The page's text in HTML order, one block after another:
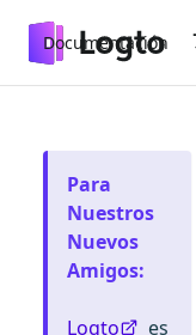
Documentación
Para
Nuestros
Nuevos
Amigos:
Logto
es